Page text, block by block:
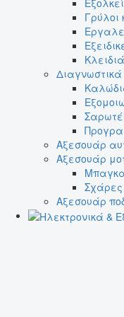
Γρύλοι
Αξεσουάρ
Αξεσουάρ
Σχάρες
Αξεσουάρ